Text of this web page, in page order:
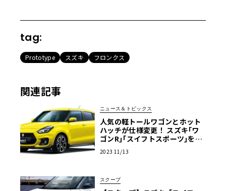
tag:
Prototype スズキ フロンクス
関連記事
ニュース＆トピックス
人気の軽トールワゴンとホット
ハッチが仕様変更！ スズキ｢ワ
ゴンR｣｢スイフトスポーツ｣を一
2023 11/13
スクープ